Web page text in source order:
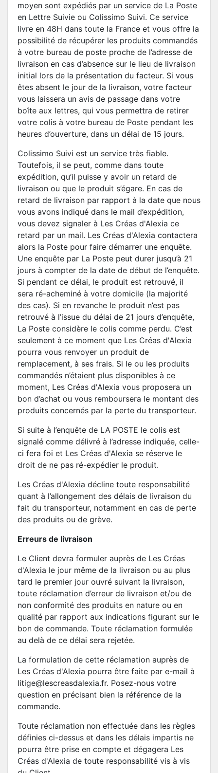
moyen sont expédiés par un service de La Poste
en Lettre Suivie ou Colissimo Suivi. Ce service
livre en 48H dans toute la France et vous offre la
possibilité de récupérer les produits commandés
à votre bureau de poste proche de l’adresse de
livraison en cas d’absence sur le lieu de livraison
initial lors de la présentation du facteur. Si vous
êtes absent le jour de la livraison, votre facteur
vous laissera un avis de passage dans votre
boîte aux lettres, qui vous permettra de retirer
votre colis à votre bureau de Poste pendant les
heures d’ouverture, dans un délai de 15 jours.
Colissimo Suivi est un service très fiable.
Toutefois, il se peut, comme dans toute
expédition, qu’il puisse y avoir un retard de
livraison ou que le produit s’égare. En cas de
retard de livraison par rapport à la date que nous
vous avons indiqué dans le mail d’expédition,
vous devez signaler à Les Créas d'Alexia ce
retard par un mail. Les Créas d'Alexia contactera
alors la Poste pour faire démarrer une enquête.
Une enquête par La Poste peut durer jusqu’à 21
jours à compter de la date de début de l’enquête.
Si pendant ce délai, le produit est retrouvé, il
sera ré-acheminé à votre domicile (la majorité
des cas). Si en revanche le produit n’est pas
retrouvé à l’issue du délai de 21 jours d’enquête,
La Poste considère le colis comme perdu. C’est
seulement à ce moment que Les Créas d'Alexia
pourra vous renvoyer un produit de
remplacement, à ses frais. Si le ou les produits
commandés n’étaient plus disponibles à ce
moment, Les Créas d'Alexia vous proposera un
bon d’achat ou vous remboursera le montant des
produits concernés par la perte du transporteur.
Si suite à l’enquête de LA POSTE le colis est
signalé comme délivré à l’adresse indiquée, celle-
ci fera foi et Les Créas d'Alexia se réserve le
droit de ne pas ré-expédier le produit.
Les Créas d'Alexia décline toute responsabilité
quant à l’allongement des délais de livraison du
fait du transporteur, notamment en cas de perte
des produits ou de grève.
Erreurs de livraison
Le Client devra formuler auprès de Les Créas
d'Alexia le jour même de la livraison ou au plus
tard le premier jour ouvré suivant la livraison,
toute réclamation d’erreur de livraison et/ou de
non conformité des produits en nature ou en
qualité par rapport aux indications figurant sur le
bon de commande. Toute réclamation formulée
au delà de ce délai sera rejetée.
La formulation de cette réclamation auprès de
Les Créas d'Alexia pourra être faite par e-mail à
litige@lescreasdalexia.fr. Posez-nous votre
question en précisant bien la référence de la
commande.
Toute réclamation non effectuée dans les règles
définies ci-dessus et dans les délais impartis ne
pourra être prise en compte et dégagera Les
Créas d'Alexia de toute responsabilité vis à vis